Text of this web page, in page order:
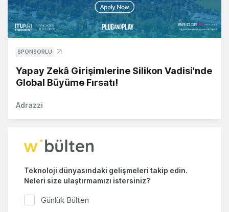
SPONSORLU
Yapay Zekâ Girişimlerine Silikon Vadisi'nde
Global Büyüme Fırsatı!
Adrazzi
Teknoloji dünyasındaki gelişmeleri takip edin.
Neleri size ulaştırmamızı istersiniz?
Günlük Bülten